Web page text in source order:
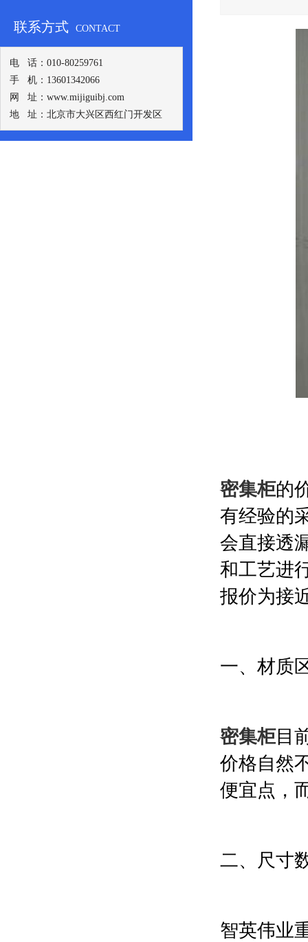
联系方式 CONTACT
电 话：010-80259761
手 机：13601342066
网 址：www.mijiguibj.com
地 址：北京市大兴区西红门开发区
密集柜的
有经验的
会直接透
和工艺进
报价为接
一、材质
密集柜目
价格自然
便宜点，
二、尺寸
智英伟业